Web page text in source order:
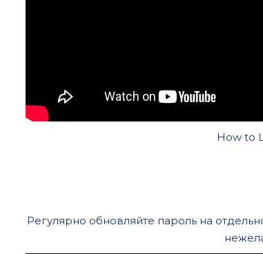
How to
Регулярно обновляйте пароль на